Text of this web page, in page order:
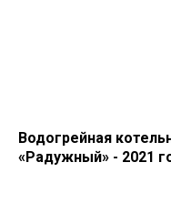
Водогрейная
«Радужный» - 2021